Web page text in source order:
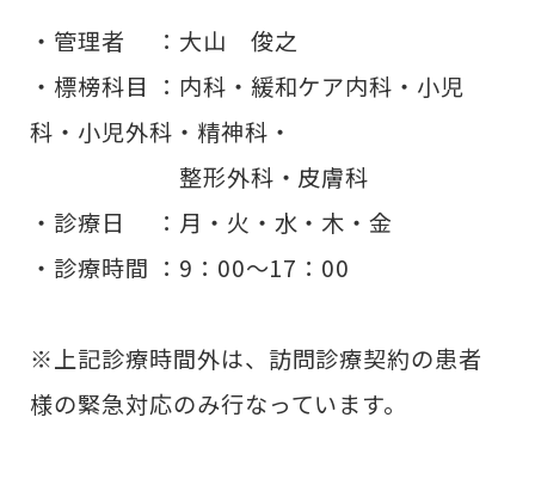
・管理者 ：大山 俊之
・標榜科目 ：内科・緩和ケア内科・小児
科・小児外科・精神科・
整形外科・皮膚科
・診療日 ：月・火・水・木・金
・診療時間 ：9：00〜17：00
※上記診療時間外は、訪問診療契約の患者
様の緊急対応のみ行なっています。